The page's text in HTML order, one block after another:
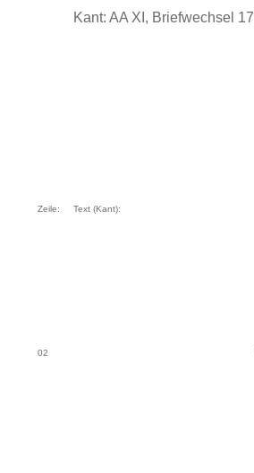
Kant: AA XI, Briefwechsel
Zeile: Text (Kant):
02